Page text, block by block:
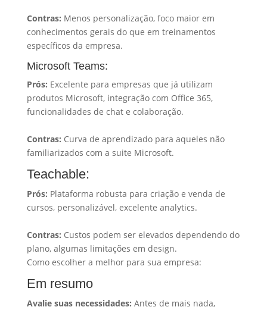
Contras: Menos personalização, foco maior em
conhecimentos gerais do que em treinamentos
específicos da empresa.
Microsoft Teams:
Prós: Excelente para empresas que já utilizam
produtos Microsoft, integração com Office 365,
funcionalidades de chat e colaboração.
Contras: Curva de aprendizado para aqueles não
familiarizados com a suite Microsoft.
Teachable:
Prós: Plataforma robusta para criação e venda de
cursos, personalizável, excelente analytics.
Contras: Custos podem ser elevados dependendo do
plano, algumas limitações em design.
Como escolher a melhor para sua empresa:
Em resumo
Avalie suas necessidades: Antes de mais nada,